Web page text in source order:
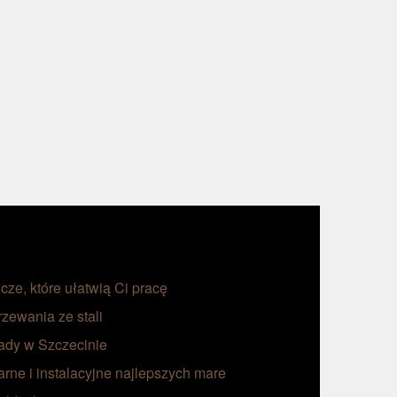
które ułatwią Ci pracę
ze stali
w Szczecinie
i instalacyjne najlepszych mare